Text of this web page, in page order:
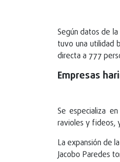
Según datos de
tuvo una utilidad
directa a 777
Empresas
Se especializa
ravioles y fideos,
La expansión de
Jacobo Paredes